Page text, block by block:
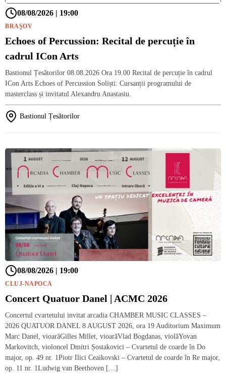
08/08/2026 | 19:00
BRAŞOV
Echoes of Percussion: Recital de percuție în
cadrul ICon Arts
Bastionul Țesătorilor 08.08.2026 Ora 19.00 Recital de percuție în cadrul
ICon Arts Echoes of Percussion Soliști: Cursanții programului de
masterclass și invitatul Alexandru Anastasiu.
Bastionul Țesătorilor
08/08/2026 | 19:00
CLUJ-NAPOCA
Concert Quatuor Danel | ACMC 2026
Concertul cvartetului invitat arcadia CHAMBER MUSIC CLASSES –
2026 QUATUOR DANEL 8 AUGUST 2026, ora 19 Auditorium Maximum
Marc Danel, vioarăGilles Millet, vioarăVlad Bogdanas, violăYovan
Markovitch, violoncel Dmitri Șostakovici – Cvartetul de coarde în Do
major, op. 49 nr. 1Piotr Ilici Ceaikovski – Cvartetul de coarde în Re major,
op. 11 nr. 1Ludwig van Beethoven […]